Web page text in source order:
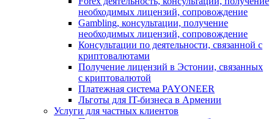
необходимых лицензий, сопровождение
Gambling, консультации, получение
необходимых лицензий, сопровождение
Консультации по деятельности, связанной с
криптовалютами
Получение лицензий в Эстонии, связанных
с криптовалютой
Платежная система PAYONEER
Льготы для IT-бизнеса в Армении
Услуги для частных клиентов